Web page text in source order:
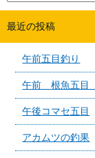
最近の投稿
午前五目釣り
午前 根魚五
午後コマセ五目
アカムツの釣果